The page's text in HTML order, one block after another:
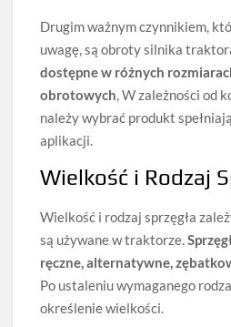
Drugim ważnym czynnikiem,
uwagę, są obroty silnika
dostępne w różnych
obrotowych, W zależności od
należy wybrać produkt
aplikacji.
Wielkość i Rodzaj
Wielkość i rodzaj sprzęgła
są używane w traktorze.
ręczne, alternatywne,
Po ustaleniu wymaganego
określenie wielkości.